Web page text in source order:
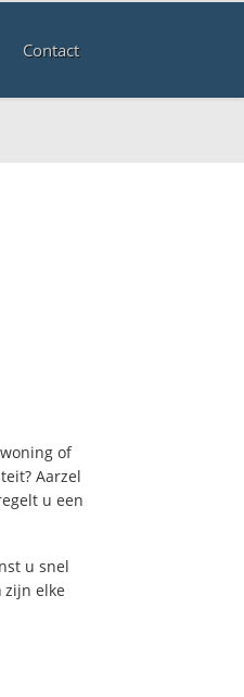
Contact
of
Aarzel
u een
u snel
zijn elke